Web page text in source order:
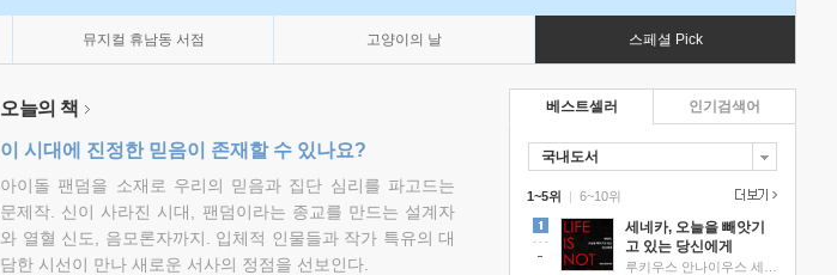
뮤지컬 휴남동 서점 고양이의 날 스페셜 Pick
오늘의 책
이 시대에 진정한 믿음이 존재할 수 있나요?
아이돌 팬덤을 소재로 우리의 믿음과 집단 심리를 파고드는
문제작. 신이 사라진 시대, 팬덤이라는 종교를 만드는 설계자
와 열혈 신도, 음모론자까지. 입체적 인물들과 작가 특유의 대
담한 시선이 만나 새로운 서사의 정점을 선보인다.
베스트셀러
국내도서
1~5위 |
세네카, 오늘을 빼앗기
고 있는 당신에게
6~10위
인기검색어